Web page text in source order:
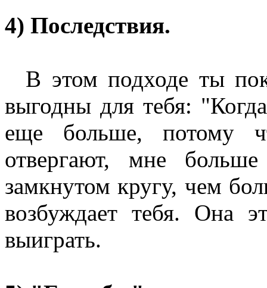
4) Последствия.
В этом подходе ты
выгодны для тебя:
еще больше, потому
отвергают, мне
замкнутом кругу, чем
возбуждает тебя. Она
выиграть.